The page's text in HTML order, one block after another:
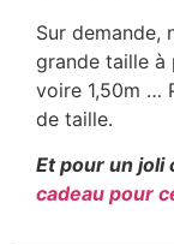
Sur demande,
grande taille à
voire 1,50m …
de taille.
Et pour un joli
cadeau pour